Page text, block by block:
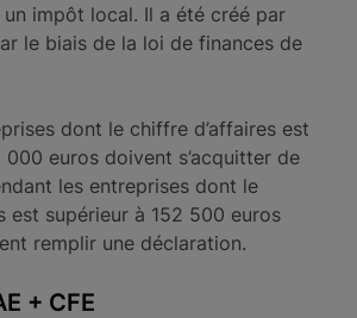
un impôt local. Il a été créé par
le biais de la loi de finances de
dont le chiffre d’affaires est
euros doivent s’acquitter de
les entreprises dont le
est supérieur à 152 500 euros
remplir une déclaration.
+ CFE